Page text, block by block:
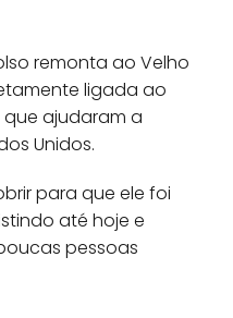
remonta ao Velho
ligada ao
ajudaram a
Unidos.
para que ele foi
até hoje e
pessoas